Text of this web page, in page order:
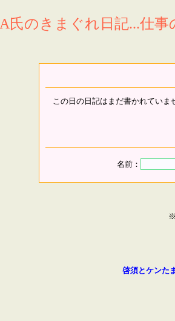
A氏のきまぐれ日記...仕事
この日の日記はまだ書かれていま
名前：
啓須とケンた